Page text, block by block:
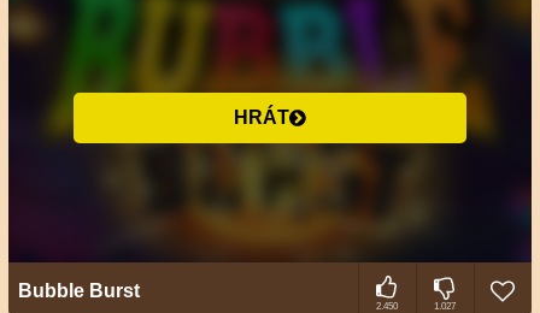
HRÁT
Bubble Burst
2.450 1.027